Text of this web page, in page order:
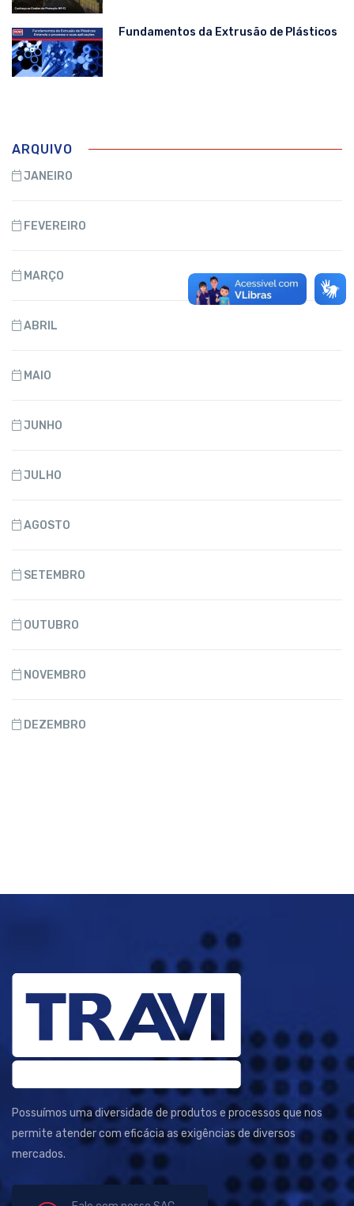
Fundamentos da Extrusão de Plásticos
ARQUIVO
JANEIRO
FEVEREIRO
MARÇO
ABRIL
MAIO
JUNHO
JULHO
AGOSTO
SETEMBRO
OUTUBRO
NOVEMBRO
DEZEMBRO
Possuímos uma diversidade de produtos e processos que nos
permite atender com eficácia as exigências de diversos
mercados.